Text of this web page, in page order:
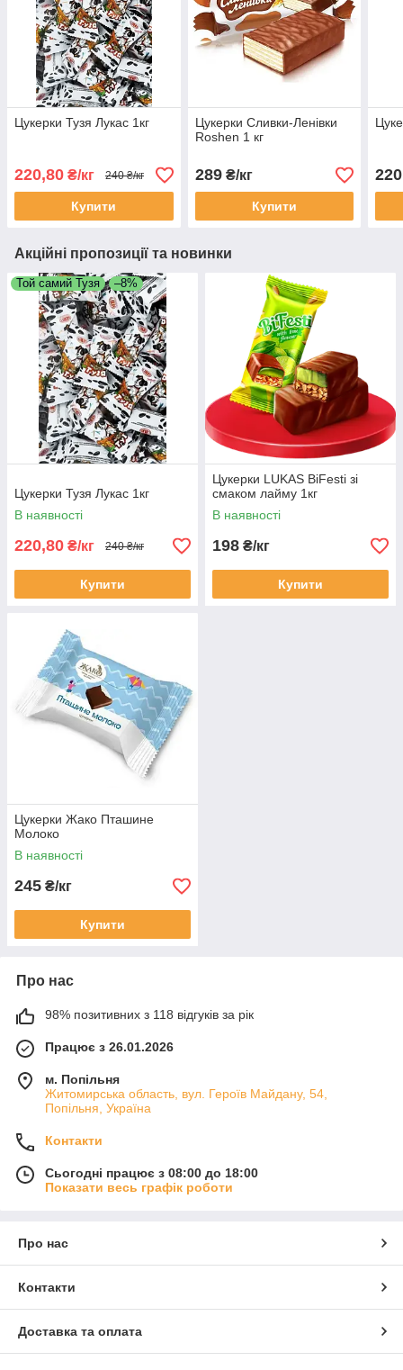
Цукерки Тузя Лукас 1кг
220,80 ₴/кг 240 ₴/кг
Купити
Цукерки Сливки-Ленівки
Roshen 1 кг
289₴/кг
Купити
220
Акційні пропозиції та новинки
Той самий Тузя –8%
Цукерки Тузя Лукас 1кг
В наявності
220,80 ₴/кг 240 ₴/кг
Купити
Цукерки LUKAS BiFesti зі
смаком лайму 1кг
В наявності
198 ₴/кг
Купити
Цукерки Жако Пташине
Молоко
В наявності
245 ₴/кг
Купити
Про нас
98% позитивних з 118 відгуків за рік
Працює з 26.01.2026
м. Попільня
Житомирська область, вул. Героїв Майдану, 54,
Попільня, Україна
Контакти
Сьогодні працює з 08:00 до 18:00
Показати весь графік роботи
Про нас
Контакти
Доставка та оплата